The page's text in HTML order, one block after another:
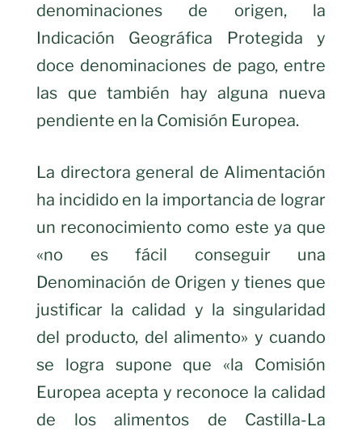
denominaciones de origen, la
Indicación Geográfica Protegida y
doce denominaciones de pago, entre
las que también hay alguna nueva
pendiente en la Comisión Europea.
La directora general de Alimentación
ha incidido en la importancia de lograr
un reconocimiento como este ya que
«no es fácil conseguir una
Denominación de Origen y tienes que
justificar la calidad y la singularidad
del producto, del alimento» y cuando
se logra supone que «la Comisión
Europea acepta y reconoce la calidad
de los alimentos de Castilla-La